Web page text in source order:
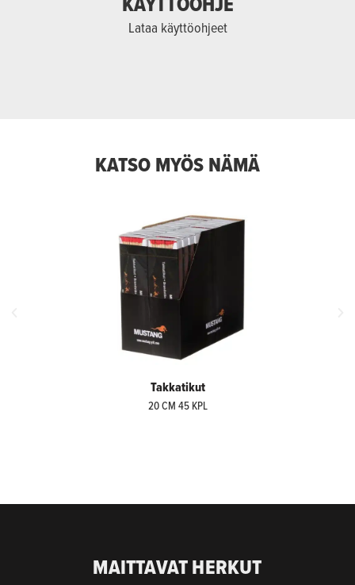
Lataa käyttöohjeet
KATSO MYÖS NÄMÄ
Takkatikut
20 CM 45 KPL
MAITTAVAT HERKUT